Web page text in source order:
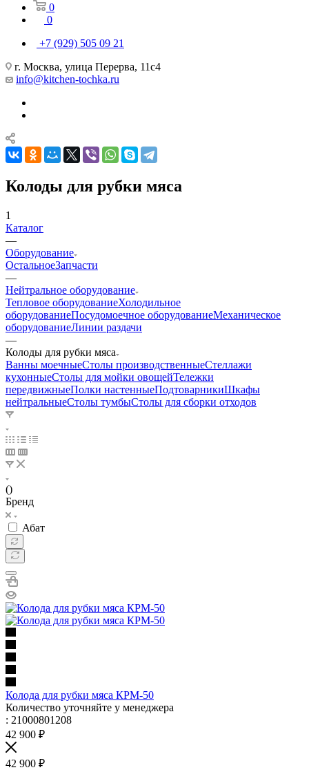
0
0
+7 (929) 505 09 21
г. Москва, улица Перерва, 11с4
info@kitchen-tochka.ru
Колоды для рубки мяса
1
Каталог
—
Оборудование
ОстальноеЗапчасти
—
Нейтральное оборудование
Тепловое оборудованиеХолодильное
оборудованиеПосудомоечное оборудованиеМеханическое
оборудованиеЛинии раздачи
—
Колоды для рубки мяса
Ванны моечныеСтолы производственныеСтеллажи
кухонныеСтолы для мойки овощейТележки
передвижныеПолки настенныеПодтоварникиШкафы
нейтральныеСтолы тумбыСтолы для сборки отходов
()
Бренд
Абат
Колода для рубки мяса КРМ-50
Количество уточняйте у менеджера
: 21000801208
42 900 ₽
42 900 ₽